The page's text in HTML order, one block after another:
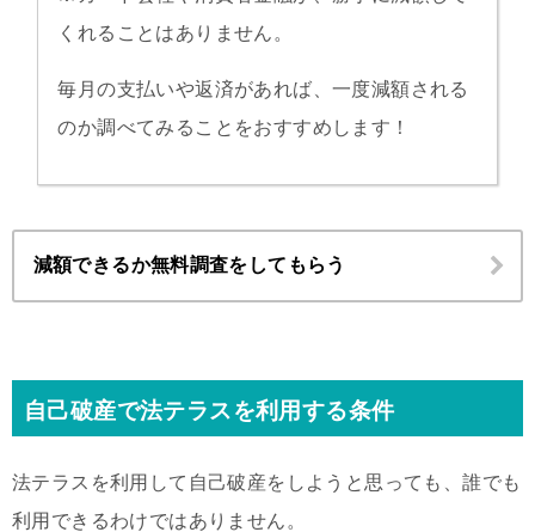
くれることはありません。
毎月の支払いや返済があれば、一度減額される
のか調べてみることをおすすめします！
減額できるか無料調査をしてもらう
自己破産で法テラスを利用する条件
法テラスを利用して自己破産をしようと思っても、誰でも
利用できるわけではありません。